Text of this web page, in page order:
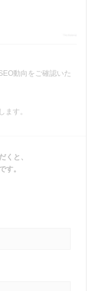
動向をご確認いた
す。
くと、
す。